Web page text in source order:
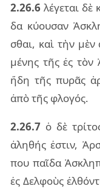
2.26.6 λέ­γε­ται
δα κύ­ου­σαν
σθαι, καὶ τὴν
μέ­νης τῆς ἐς
ἤδη τῆς πυ­ρᾶς
ἀπὸ τῆς φλο­γός.
2.26.7 ὁ δὲ
ἀλη­θής ἐστιν,
που παῖ­δα
ἐς Δελ­φοὺς